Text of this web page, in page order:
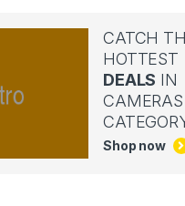
CATCH
HOTTEST
DEALS IN
CAMERAS
Shop now